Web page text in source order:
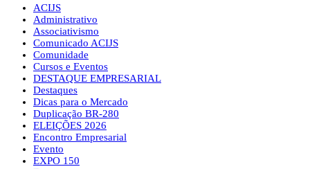
ACIJS
Administrativo
Associativismo
Comunicado ACIJS
Comunidade
Cursos e Eventos
DESTAQUE EMPRESARIAL
Destaques
Dicas para o Mercado
Duplicação BR-280
ELEIÇÕES 2026
Encontro Empresarial
Evento
EXPO 150